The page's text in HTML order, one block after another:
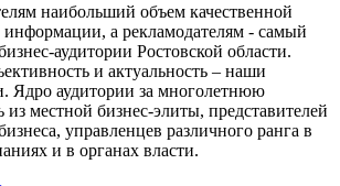
наибольший объем качественной
информации, а рекламодателям - самый
аудитории Ростовской области.
и актуальность – наши
Ядро аудитории за многолетнюю
местной бизнес-элиты, представителей
управленцев различного ранга в
и в органах власти.